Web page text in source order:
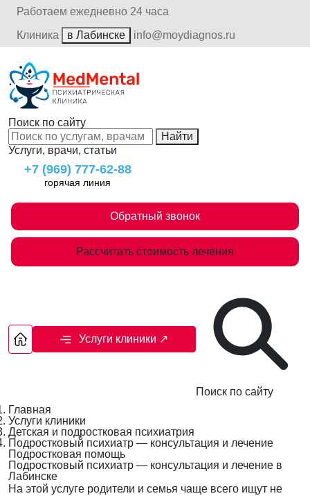
Работаем ежедневно 24 часа
Клиника
в Лабинске info@moydiagnos.ru
Поиск по сайту
Найти
Услуги, врачи, статьи
+7 (969) 777-62-88
горячая линия
Обратный звонок
Рассчитать стоимость лечения
Услуги клиники ↗
Поиск по сайту
Главная
Услуги клиники
Детская и подростковая психиатрия
Подростковый психиатр — консультация и лечение
Подростковая помощь
Подростковый психиатр — консультация и лечение в
Лабинске
На этой услуге родители и семья чаще всего ищут не